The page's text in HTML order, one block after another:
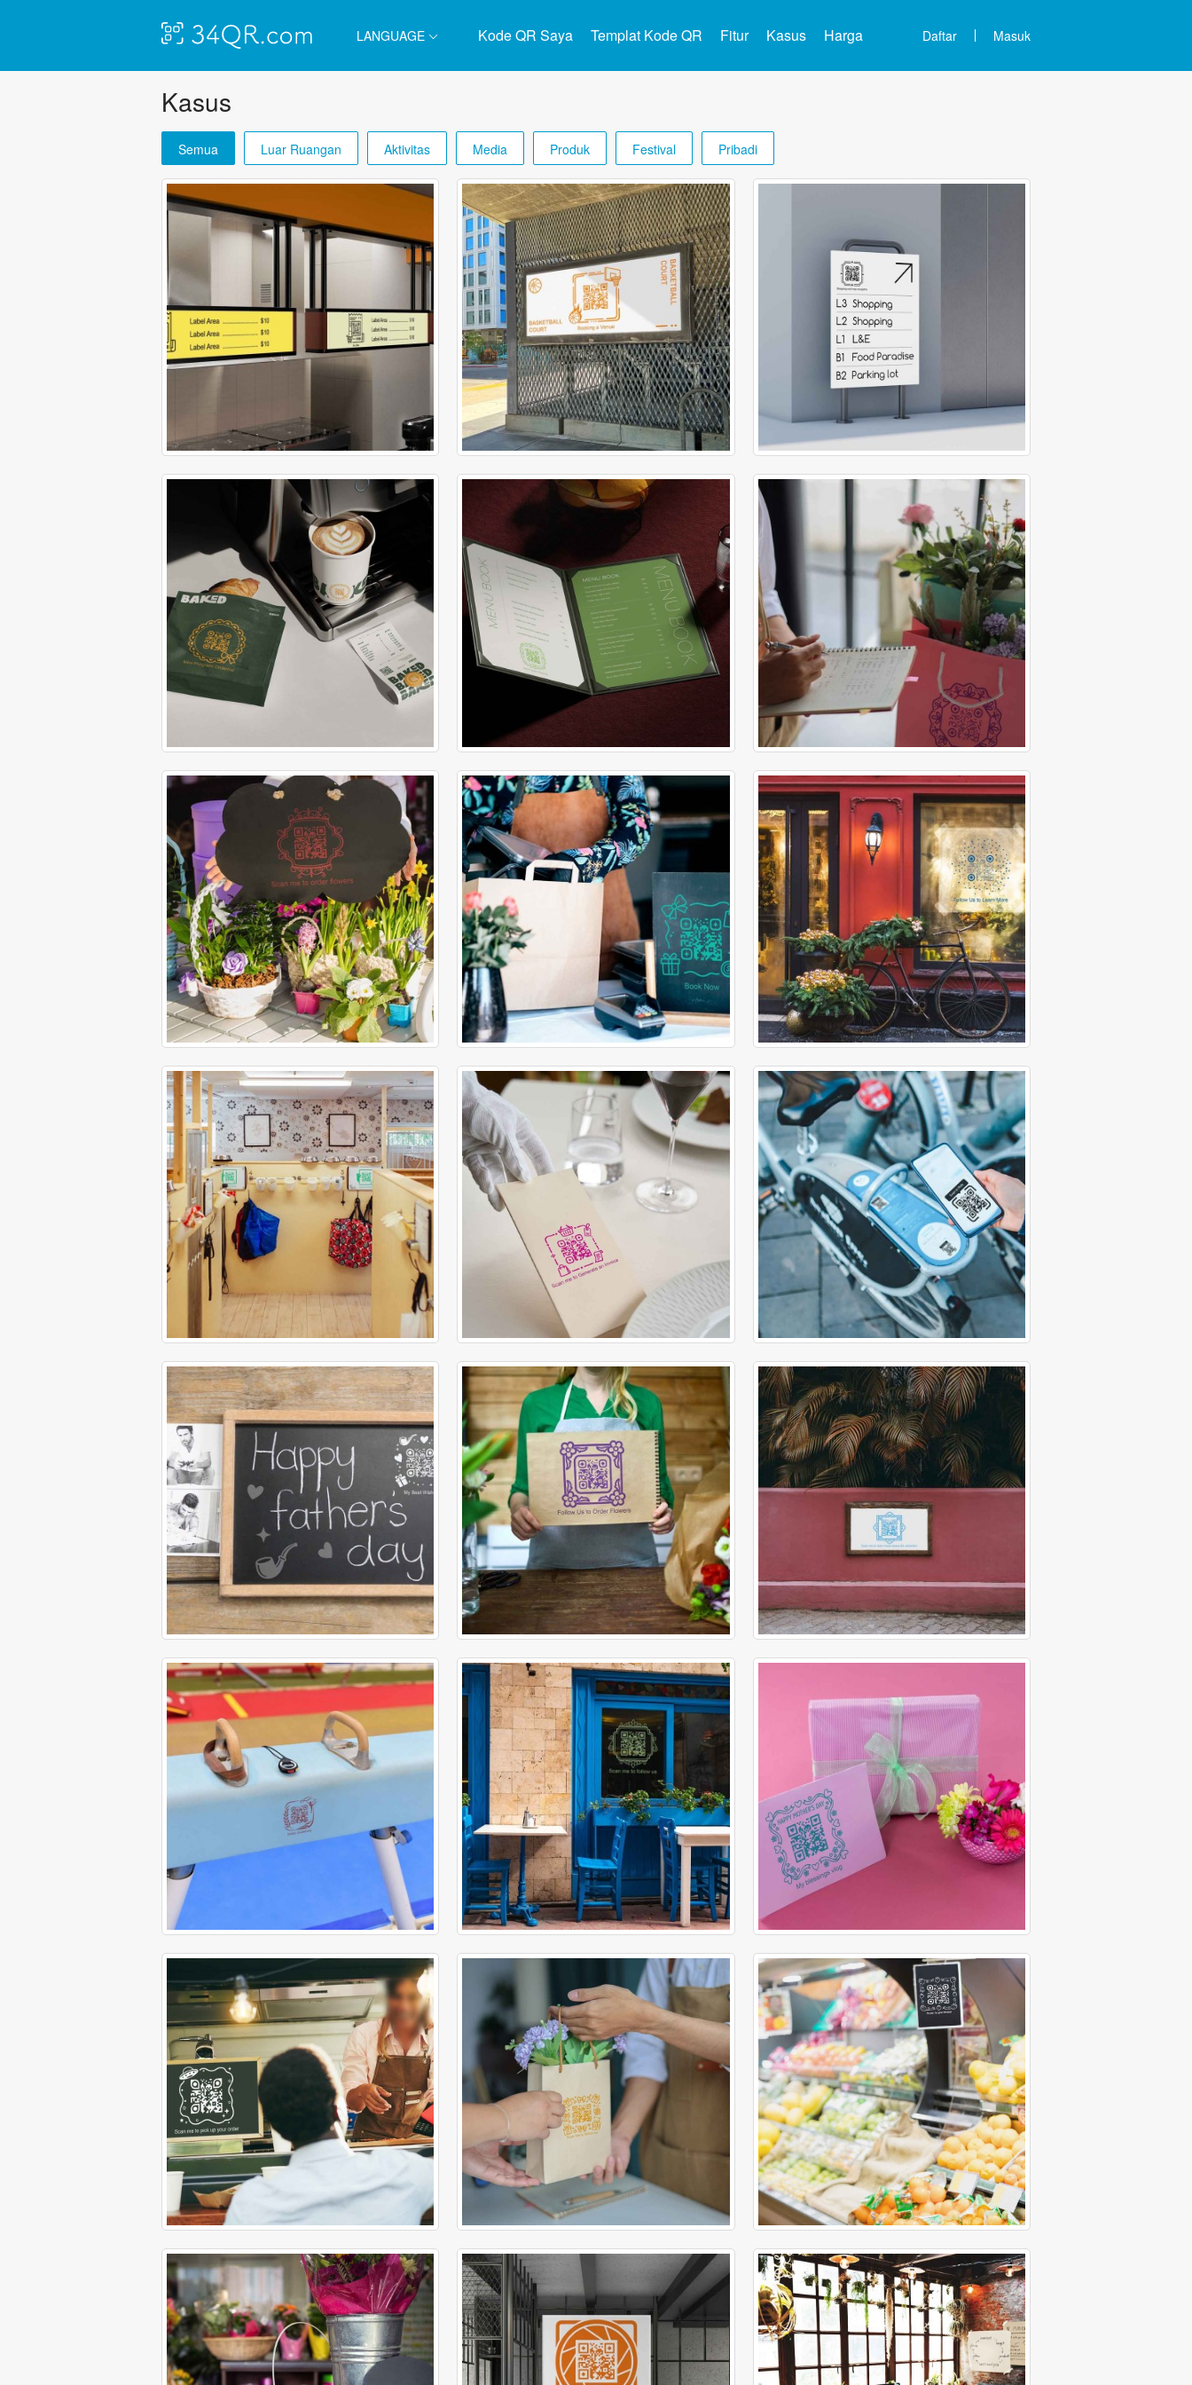
LANGUAGE Kode QR Saya Templat Kode QR Fitur Kasus Harga Daftar Masuk
Kasus
Semua Luar Ruangan Aktivitas Media Produk Festival Pribadi